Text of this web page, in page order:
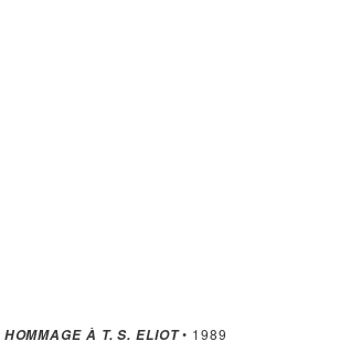
HOMMAGE À T. S. ELIOT• 1989